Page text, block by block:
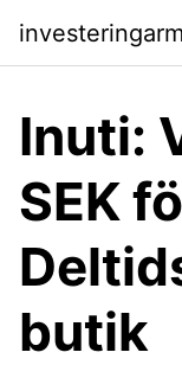
Inuti:
SEK
butik